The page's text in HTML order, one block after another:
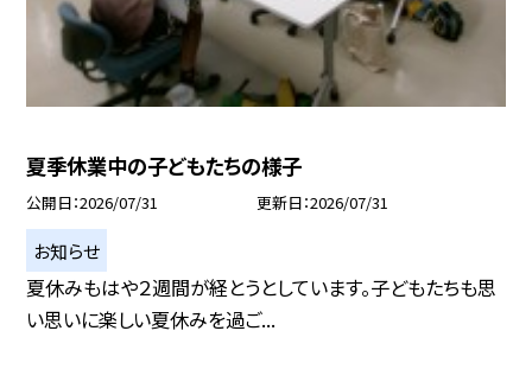
夏季休業中の子どもたちの様子
公開日 2026/07/31 更新日 2026/07/31
お知らせ
夏休みもはや２週間が経とうとしています。子どもたちも思
い思いに楽しい夏休みを過ご...